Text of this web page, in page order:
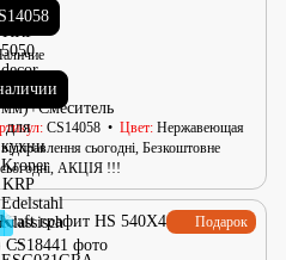
CS14058 Цвет Нержавеющая
сьогодні, Безкоштовне
сьогодні, АКЦІЯ !!!
Подарок